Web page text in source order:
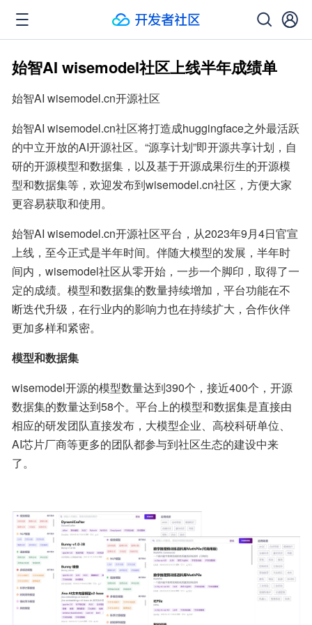
始智AI wisemodel社区上线半年成绩单
始智AI wisemodel.cn开源社区
始智AI wisemodel.cn社区将打造成huggingface之外最活跃
的中立开放的AI开源社区。“源享计划”即开源共享计划，自
研的开源模型和数据集，以及基于开源成果衍生的开源模
型和数据集等，欢迎发布到wisemodel.cn社区，方便大家
更容易获取和使用。
始智AI wisemodel.cn开源社区平台，从2023年9月4日官宣
上线，至今正式是半年时间。伴随大模型的发展，半年时
间内，wisemodel社区从零开始，一步一个脚印，取得了一
定的成绩。模型和数据集的数量持续增加，平台功能在不
断迭代升级，在行业内的影响力也在持续扩大，合作伙伴
更加多样和紧密。
模型和数据集
wisemodel开源的模型数量达到390个，接近400个，开源
数据集的数量达到58个。平台上的模型和数据集是直接由
相应的研发团队直接发布，大模型企业、高校科研单位、
AI芯片厂商等更多的团队都参与到社区生态的建设中来
了。